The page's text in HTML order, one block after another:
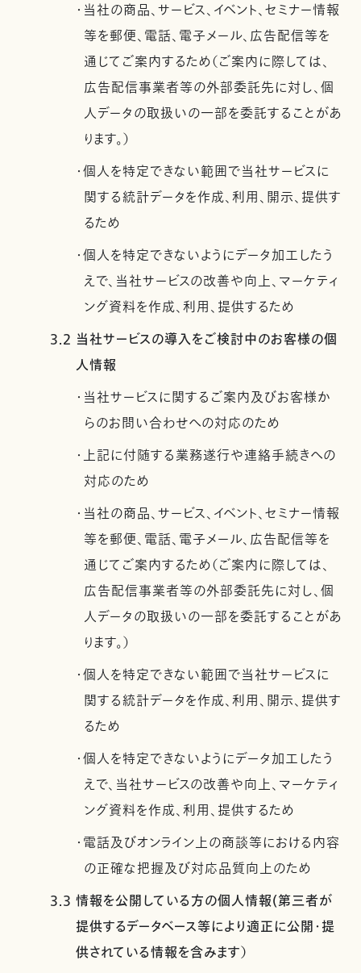
・当社の商品、サービス、イベント、セミナー情報
等を郵便、電話、電子メール、広告配信等を
通じてご案内するため（ご案内に際しては、
広告配信事業者等の外部委託先に対し、個
人データの取扱いの一部を委託することがあ
ります。）
・個人を特定できない範囲で当社サービスに
関する統計データを作成、利用、開示、提供す
るため
・個人を特定できないようにデータ加工したう
えで、当社サービスの改善や向上、マーケティ
ング資料を作成、利用、提供するため
3.2 当社サービスの導入をご検討中のお客様の個
人情報
・当社サービスに関するご案内及びお客様か
らのお問い合わせへの対応のため
・上記に付随する業務遂行や連絡手続きへの
対応のため
・当社の商品、サービス、イベント、セミナー情報
等を郵便、電話、電子メール、広告配信等を
通じてご案内するため（ご案内に際しては、
広告配信事業者等の外部委託先に対し、個
人データの取扱いの一部を委託することがあ
ります。）
・個人を特定できない範囲で当社サービスに
関する統計データを作成、利用、開示、提供す
るため
・個人を特定できないようにデータ加工したう
えで、当社サービスの改善や向上、マーケティ
ング資料を作成、利用、提供するため
・電話及びオンライン上の商談等における内容
の正確な把握及び対応品質向上のため
3.3 情報を公開している方の個人情報(第三者が
提供するデータベース等により適正に公開・提
供されている情報を含みます）